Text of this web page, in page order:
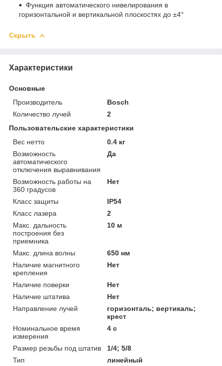
Функция автоматического нивелирования в
горизонтальной и вертикальной плоскостях до ±4°
Скрыть
Характеристики
Основные
Производитель
Bosch
Количество лучей
2
Пользовательские характеристики
Вес нетто
0.4 кг
Возможность
автоматического
отключения выравнивания
Да
Возможность работы на
360 градусов
Нет
Класс защиты
IP54
Класс лазера
2
Макс. дальность
построения без
приемника
10 м
Макс. длина волны
650 нм
Наличие магнитного
крепления
Нет
Наличие поверки
Нет
Наличие штатива
Нет
Направление лучей
горизонталь; вертикаль;
крест
Номинальное время
измерения
4 с
Размер резьбы под штатив
1/4; 5/8
Тип
линейный